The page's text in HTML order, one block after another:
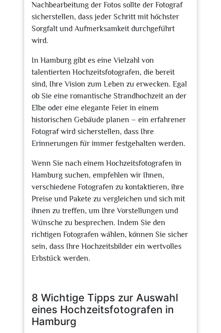
Nachbearbeitung der Fotos sollte der Fotograf
sicherstellen, dass jeder Schritt mit höchster
Sorgfalt und Aufmerksamkeit durchgeführt
wird.
In Hamburg gibt es eine Vielzahl von
talentierten Hochzeitsfotografen, die bereit
sind, Ihre Vision zum Leben zu erwecken. Egal
ob Sie eine romantische Strandhochzeit an der
Elbe oder eine elegante Feier in einem
historischen Gebäude planen – ein erfahrener
Fotograf wird sicherstellen, dass Ihre
Erinnerungen für immer festgehalten werden.
Wenn Sie nach einem Hochzeitsfotografen in
Hamburg suchen, empfehlen wir Ihnen,
verschiedene Fotografen zu kontaktieren, ihre
Preise und Pakete zu vergleichen und sich mit
ihnen zu treffen, um Ihre Vorstellungen und
Wünsche zu besprechen. Indem Sie den
richtigen Fotografen wählen, können Sie sicher
sein, dass Ihre Hochzeitsbilder ein wertvolles
Erbstück werden.
8 Wichtige Tipps zur Auswahl
eines Hochzeitsfotografen in
Hamburg